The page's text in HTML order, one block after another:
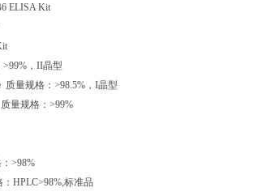
ELISA Kit
>99% ， II晶型
质量规格： >98.5% ， I晶型
质量规格： >99%
>98%
HPLC>98%,标准品